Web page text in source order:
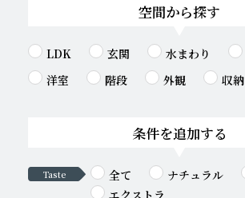
空間から探す
LDK 玄関 水まわり
洋室
階段 外観 収納
条件を追加する
Taste 全て ナチュラル